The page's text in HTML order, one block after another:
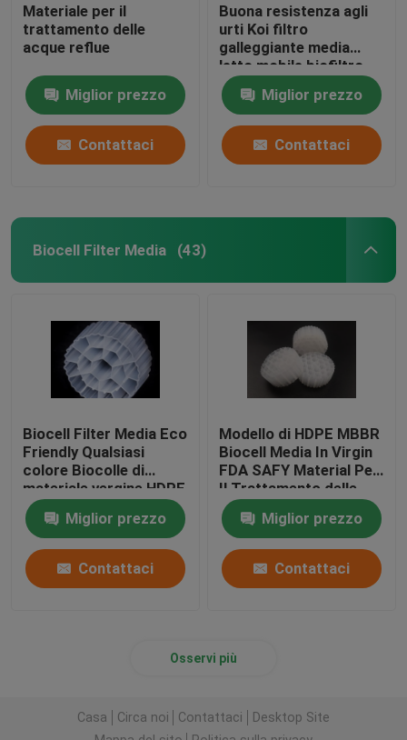
Materiale per il
trattamento delle
acque reflue
Miglior prezzo
Contattaci
Buona resistenza agli
urti Koi filtro
galleggiante media
letto mobile biofiltro
auto-pulizia
Miglior prezzo
Contattaci
Biocell Filter Media (43)
Biocell Filter Media Eco
Friendly Qualsiasi
colore Biocolle di
materiale vergine HDPE
Miglior prezzo
Contattaci
Modello di HDPE MBBR
Biocell Media In Virgin
FDA SAFY Material Per
Il Trattamento delle
Acque di Scarico
Miglior prezzo
Contattaci
Osservi più
Casa Circa noi Contattaci
Desktop Site